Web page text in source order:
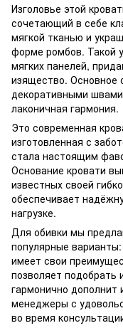
Изголовье этой
сочетающий в себе
мягкой тканью и
форме ромбов. Такой
мягких панелей,
изящество. Основное
декоративными
лаконичная гармония.
Это современная
изготовленная с
стала настоящим
Основание кровати
известных своей
обеспечивает
нагрузке.
Для обивки мы
популярные
имеет свои
позволяет подобрать
гармонично
менеджеры с
во время